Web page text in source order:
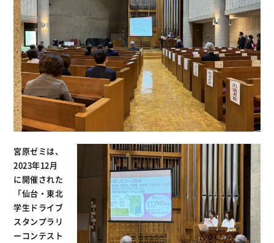
宮原ゼミは、
2023年12月
に開催された
「仙台・東北
学生ドライブ
スタンプラリ
ーコンテスト